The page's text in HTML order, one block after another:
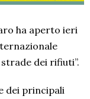
ha aperto ieri
dei rifiuti”.
dei principali